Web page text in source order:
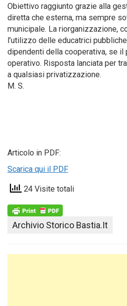
Obiettivo raggiunto grazie alla
diretta che esterna, ma sempre
municipale. La riorganizzazione,
l’utilizzo delle educatrici
dipendenti della cooperativa, se il
operativo. Risposta lanciata per
a qualsiasi privatizzazione.
M. S.
Articolo in PDF:
Scarica qui il PDF
24 Visite totali
Archivio Storico Bastia.it